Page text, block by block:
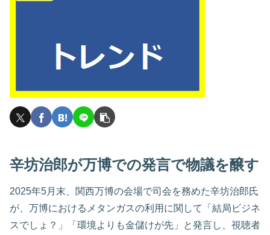
辛坊治郎が万博での発言で物議を醸す
2025年5月末、関西万博の会場で司会を務めた辛坊治郎氏
が、万博におけるメタンガスの利用に関して「結局ビジネ
スでしょ？」「環境よりも金儲けが先」と発言し、視聴者